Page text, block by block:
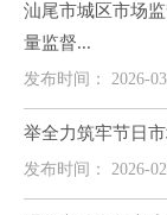
汕尾市城区市场
量监督...
发布时间： 2026-
举全力筑牢节日
发布时间： 2026-